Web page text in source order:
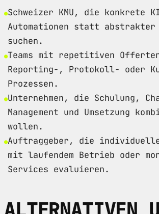
Schweizer KMU, die konkrete
Automationen statt
suchen.
Teams mit repetitiven
Reporting-, Protokoll- oder
Prozessen.
Unternehmen, die Schulung,
Management und Umsetzung
wollen.
Auftraggeber, die
mit laufendem Betrieb oder
Services evaluieren.